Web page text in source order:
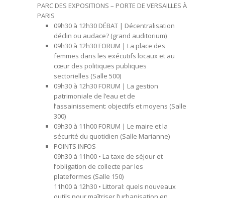
PARC DES EXPOSITIONS – PORTE DE VERSAILLES À
PARIS
09h30 à 12h30 DÉBAT | Décentralisation
déclin ou audace?(grand auditorium)
09h30 à 12h30 FORUM | La place des
femmes dans les exécutifs locaux et au
cœur des politiques publiques
sectorielles (Salle 500)
09h30 à 12h30 FORUM | La gestion
patrimoniale de l’eau et de
l’assainissement: objectifs et moyens (Salle
300)
09h30 à 11h00 FORUM | Le maire et la
sécurité du quotidien (Salle Marianne)
POINTS INFOS
09h30 à 11h00 • La taxe de séjour et
l’obligation de collecte par les
plateformes (Salle 150)
11h00 à 12h30 • Littoral: quels nouveaux